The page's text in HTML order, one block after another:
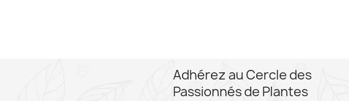
Adhérez au Cercle des
Passionnés de Plantes